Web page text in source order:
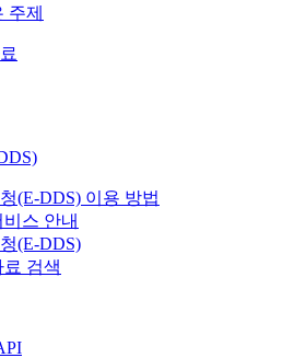
주제
(E-DDS) 이용 방법
스 안내
(E-DDS)
검색